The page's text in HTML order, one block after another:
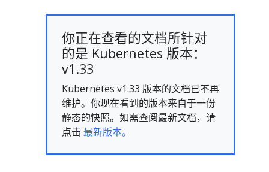
你正在查看的文档所针对
的是 Kubernetes 版本：
v1.33
Kubernetes v1.33 版本的文档已不再
维护。你现在看到的版本来自于一份
静态的快照。如需查阅最新文档，请
点击 最新版本。